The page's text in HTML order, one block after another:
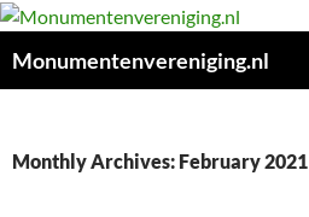
Monumentenvereniging.nl
Monthly Archives: February 2021